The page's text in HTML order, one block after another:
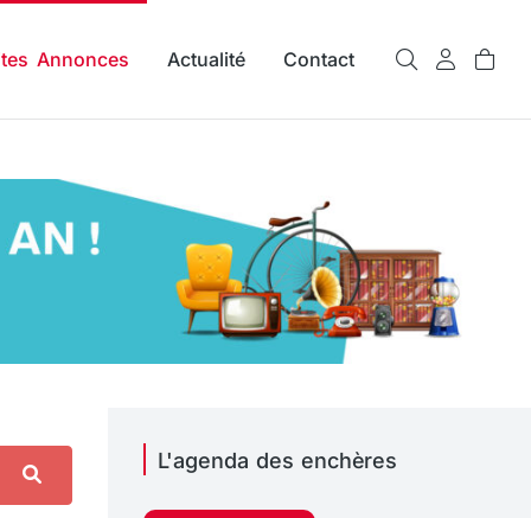
Annonces Actualité Contact
L'agenda des enchères